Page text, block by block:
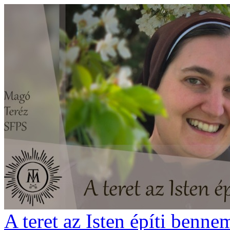
A teret az Isten építi